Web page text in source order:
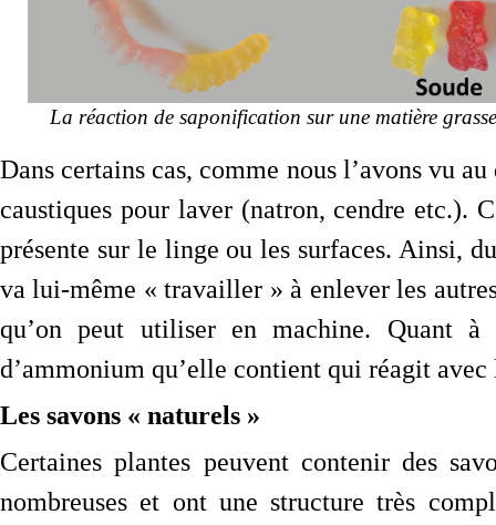
La réaction de saponification sur une matière
Dans certains cas, comme nous l’avons vu
caustiques pour laver (natron, cendre etc.).
présente sur le linge ou les surfaces. Ainsi,
va lui-même « travailler » à enlever les
qu’on peut utiliser en machine. Quant à
d’ammonium qu’elle contient qui réagit avec
Les savons « naturels »
Certaines plantes peuvent contenir des
nombreuses et ont une structure très